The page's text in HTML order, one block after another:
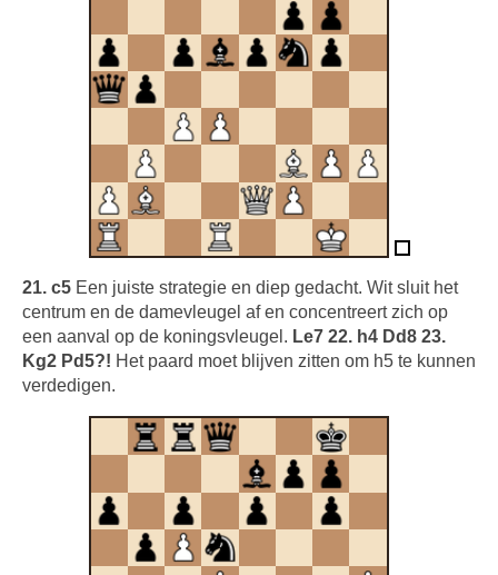
21. c5 Een juiste strategie en diep gedacht. Wit sluit het
centrum en de damevleugel af en concentreert zich op
een aanval op de koningsvleugel. Le7 22. h4 Dd8 23.
Kg2 Pd5?! Het paard moet blijven zitten om h5 te kunnen
verdedigen.